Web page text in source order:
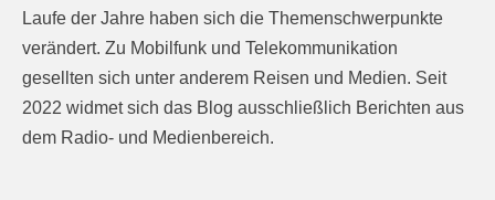
Laufe der Jahre haben sich die Themenschwerpunkte
verändert. Zu Mobilfunk und Telekommunikation
gesellten sich unter anderem Reisen und Medien. Seit
2022 widmet sich das Blog ausschließlich Berichten aus
dem Radio- und Medienbereich.